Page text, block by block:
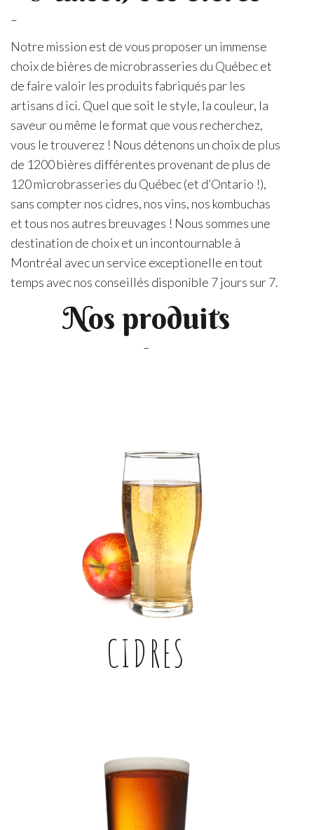
–
Notre mission est de vous proposer un immense
choix de bières de microbrasseries du Québec et
de faire valoir les produits fabriqués par les
artisans d ici. Quel que soit le style, la couleur, la
saveur ou même le format que vous recherchez,
vous le trouverez ! Nous détenons un choix de plus
de 1200 bières différentes provenant de plus de
120 microbrasseries du Québec (et d’Ontario !),
sans compter nos cidres, nos vins, nos kombuchas
et tous nos autres breuvages ! Nous sommes une
destination de choix et un incontournable à
Montréal avec un service exceptionelle en tout
temps avec nos conseillés disponible 7 jours sur 7.
Nos produits
–
CIDRES